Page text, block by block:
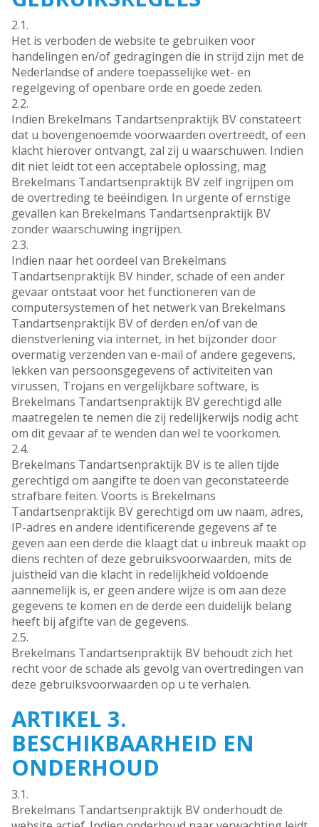
2.1.
Het is verboden de website te gebruiken voor
handelingen en/of gedragingen die in strijd zijn met de
Nederlandse of andere toepasselijke wet- en
regelgeving of openbare orde en goede zeden.
2.2.
Indien Brekelmans Tandartsenpraktijk BV constateert
dat u bovengenoemde voorwaarden overtreedt, of een
klacht hierover ontvangt, zal zij u waarschuwen. Indien
dit niet leidt tot een acceptabele oplossing, mag
Brekelmans Tandartsenpraktijk BV zelf ingrijpen om
de overtreding te beëindigen. In urgente of ernstige
gevallen kan Brekelmans Tandartsenpraktijk BV
zonder waarschuwing ingrijpen.
2.3.
Indien naar het oordeel van Brekelmans
Tandartsenpraktijk BV hinder, schade of een ander
gevaar ontstaat voor het functioneren van de
computersystemen of het netwerk van Brekelmans
Tandartsenpraktijk BV of derden en/of van de
dienstverlening via internet, in het bijzonder door
overmatig verzenden van e-mail of andere gegevens,
lekken van persoonsgegevens of activiteiten van
virussen, Trojans en vergelijkbare software, is
Brekelmans Tandartsenpraktijk BV gerechtigd alle
maatregelen te nemen die zij redelijkerwijs nodig acht
om dit gevaar af te wenden dan wel te voorkomen.
2.4.
Brekelmans Tandartsenpraktijk BV is te allen tijde
gerechtigd om aangifte te doen van geconstateerde
strafbare feiten. Voorts is Brekelmans
Tandartsenpraktijk BV gerechtigd om uw naam, adres,
IP-adres en andere identificerende gegevens af te
geven aan een derde die klaagt dat u inbreuk maakt op
diens rechten of deze gebruiksvoorwaarden, mits de
juistheid van die klacht in redelijkheid voldoende
aannemelijk is, er geen andere wijze is om aan deze
gegevens te komen en de derde een duidelijk belang
heeft bij afgifte van de gegevens.
2.5.
Brekelmans Tandartsenpraktijk BV behoudt zich het
recht voor de schade als gevolg van overtredingen van
deze gebruiksvoorwaarden op u te verhalen.
ARTIKEL 3.
BESCHIKBAARHEID EN
ONDERHOUD
3.1.
Brekelmans Tandartsenpraktijk BV onderhoudt de